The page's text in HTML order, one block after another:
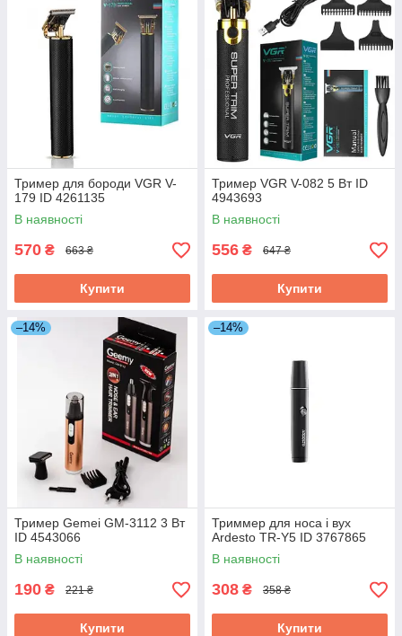
Тример для бороди VGR V-
179 ID 4261135
В наявності
570 ₴ 663 ₴
Купити
Тример VGR V-082 5 Вт ID
4943693
В наявності
556 ₴ 647 ₴
Купити
–14%
Тример Gemei GM-3112 3 Вт
ID 4543066
В наявності
190 ₴ 221 ₴
Купити
–14%
Триммер для носа і вух
Ardesto TR-Y5 ID 3767865
В наявності
308 ₴ 358 ₴
Купити